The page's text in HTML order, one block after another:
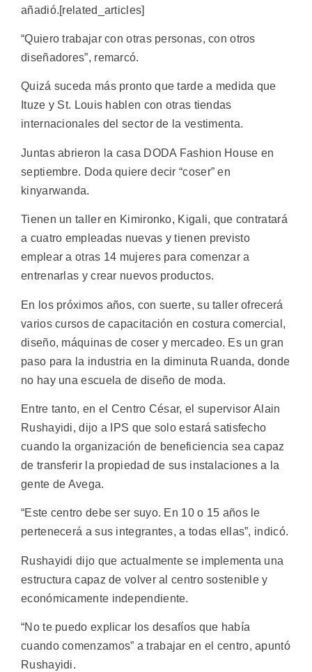
añadió.[related_articles]
“Quiero trabajar con otras personas, con otros
diseñadores”, remarcó.
Quizá suceda más pronto que tarde a medida que
Ituze y St. Louis hablen con otras tiendas
internacionales del sector de la vestimenta.
Juntas abrieron la casa DODA Fashion House en
septiembre. Doda quiere decir “coser” en
kinyarwanda.
Tienen un taller en Kimironko, Kigali, que contratará
a cuatro empleadas nuevas y tienen previsto
emplear a otras 14 mujeres para comenzar a
entrenarlas y crear nuevos productos.
En los próximos años, con suerte, su taller ofrecerá
varios cursos de capacitación en costura comercial,
diseño, máquinas de coser y mercadeo. Es un gran
paso para la industria en la diminuta Ruanda, donde
no hay una escuela de diseño de moda.
Entre tanto, en el Centro César, el supervisor Alain
Rushayidi, dijo a IPS que solo estará satisfecho
cuando la organización de beneficiencia sea capaz
de transferir la propiedad de sus instalaciones a la
gente de Avega.
“Este centro debe ser suyo. En 10 o 15 años le
pertenecerá a sus integrantes, a todas ellas”, indicó.
Rushayidi dijo que actualmente se implementa una
estructura capaz de volver al centro sostenible y
económicamente independiente.
“No te puedo explicar los desafíos que había
cuando comenzamos” a trabajar en el centro, apuntó
Rushayidi.